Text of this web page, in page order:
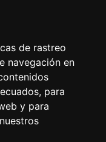
de rastreo
navegación en
para
y para